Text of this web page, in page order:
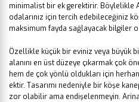
minimalist bir ek gerektirir. Böylelikle
odalarınız için tercih edebileceğiniz
maksimum fayda sağlayacak bilgiler
Özellikle küçük bir eviniz veya büyük
alanını en üst düzeye çıkarmak çok
hem de çok yönlü oldukları için
ektir. Tasarımı nedeniyle bir köşe
zor olabilir ama endişelenmeyin.